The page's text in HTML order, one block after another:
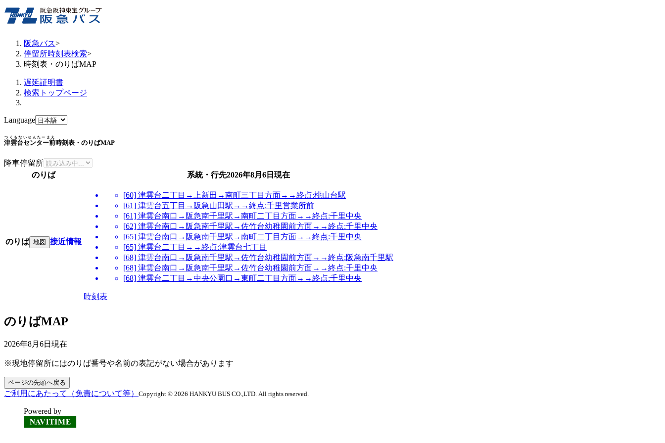
阪急バス>
停留所時刻表検索>
時刻表・のりばMAP
遅延証明書
検索トップページ
Language
津雲台センター前
つくもだいせんたーまえ
時刻表・のりばMAP
降車停留所
のりば
系統・行先2026年8月6日 現在
のりば 地図 接近情報
[60] 津雲台二丁目→上新田→南町三丁目方面→→終点:桃山台駅
[61] 津雲台五丁目→阪急山田駅→→終点:千里営業所前
[61] 津雲台南口→阪急南千里駅→南町二丁目方面→→終点:千里中央
[62] 津雲台南口→阪急南千里駅→佐竹台幼稚園前方面→→終点:千里中央
[65] 津雲台南口→阪急南千里駅→南町二丁目方面→→終点:千里中央
[65] 津雲台二丁目→→終点:津雲台七丁目
[68] 津雲台南口→阪急南千里駅→佐竹台幼稚園前方面→→終点:阪急南千里駅
[68] 津雲台南口→阪急南千里駅→佐竹台幼稚園前方面→→終点:千里中央
[68] 津雲台二丁目→中央公園口→東町二丁目方面→→終点:千里中央
時刻表
のりばMAP
2026年8月6日 現在
※現地停留所にはのりば番号や名前の表記がない場合があります
ページの先頭へ戻る
ご利用にあたって（免責について等） Copyright © 2026 HANKYU BUS CO.,LTD. All rights reserved.
Powered by